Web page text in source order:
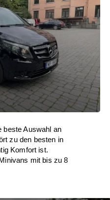
beste Auswahl an
zu den besten in
Komfort ist.
mit bis zu 8